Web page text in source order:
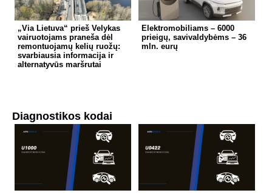
„Via Lietuva“ prieš Velykas
vairuotojams praneša dėl
remontuojamų kelių ruožų:
svarbiausia informacija ir
alternatyvūs maršrutai
Elektromobiliams – 6000
prieigų, savivaldybėms – 36
mln. eurų
Diagnostikos kodai